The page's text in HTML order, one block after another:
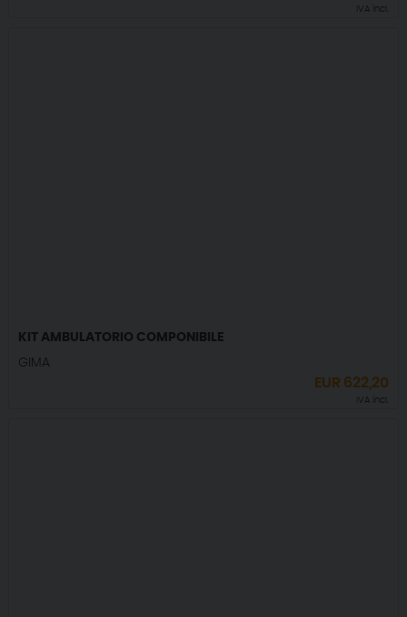
IVA incl.
KIT AMBULATORIO COMPONIBILE
GIMA
EUR 622,20
IVA incl.